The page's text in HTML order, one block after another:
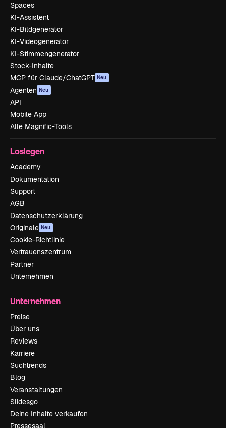
Spaces
KI-Assistent
KI-Bildgenerator
KI-Videogenerator
KI-Stimmengenerator
Stock-Inhalte
MCP für Claude/ChatGPT Neu
Agenten Neu
API
Mobile App
Alle Magnific-Tools
Loslegen
Academy
Dokumentation
Support
AGB
Datenschutzerklärung
Originale Neu
Cookie-Richtlinie
Vertrauenszentrum
Partner
Unternehmen
Unternehmen
Preise
Über uns
Reviews
Karriere
Suchtrends
Blog
Veranstaltungen
Slidesgo
Deine Inhalte verkaufen
Pressesaal